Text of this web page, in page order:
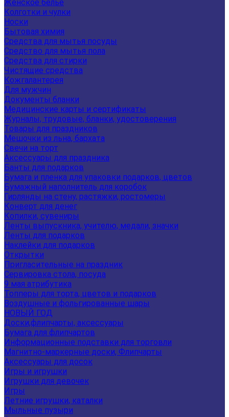
Женское белье
Колготки и чулки
Носки
Бытовая химия
Средства для мытья посуды
Средство для мытья пола
Средства для стирки
Чистящие средства
Кожгалантерея
Для мужчин
Документы бланки
Медицинские карты и сертификаты
Журналы, трудовые, бланки, удостоверения
Товары для праздников
Мешочки из льна, бархата
Свечи на торт
Аксессуары для праздника
Банты для подарков
Бумага и пленка для упаковки подарков, цветов
Бумажный наполнитель для коробок
Гирлянды на стену, растяжки, ростомеры
Конверт для денег
Копилки, сувениры
Ленты выпускника, учителю, медали, значки
Ленты для подарков
Наклейки для подарков
Открытки
Пригласительные на праздник
Сервировка стола, посуда
9 мая атрибутика
Топперы для торта, цветов и подарков
Воздушные и фольгированные шары
НОВЫЙ ГОД
Доски,флипчарты, аксессуары
Бумага для флипчартов
Информационные подставки для торговли
Магнитно-маркерные доски, Флипчарты
Аксессуары для досок
Игры и игрушки
Игрушки для девочек
Игры
Летние игрушки, каталки
Мыльные пузыри